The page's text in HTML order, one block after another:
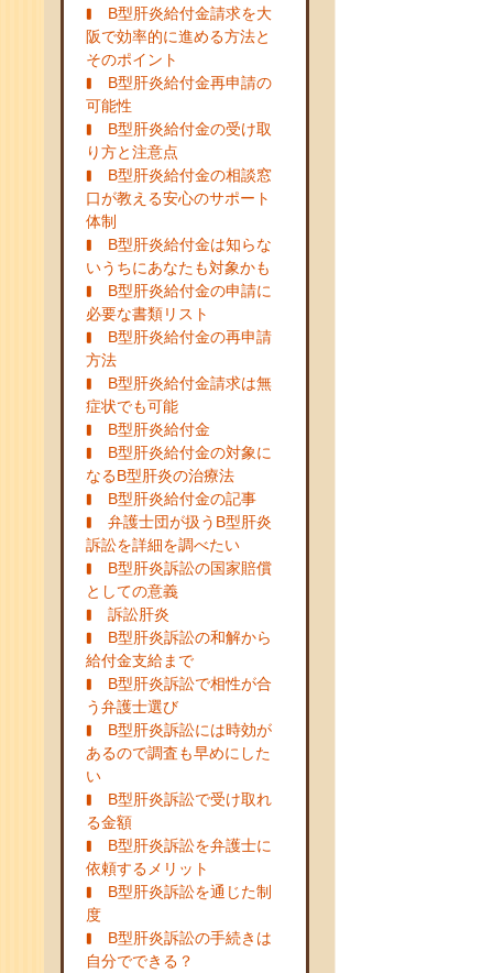
B型肝炎給付金請求を大
阪で効率的に進める方法と
そのポイント
B型肝炎給付金再申請の
可能性
B型肝炎給付金の受け取
り方と注意点
B型肝炎給付金の相談窓
口が教える安心のサポート
体制
B型肝炎給付金は知らな
いうちにあなたも対象かも
B型肝炎給付金の申請に
必要な書類リスト
B型肝炎給付金の再申請
方法
B型肝炎給付金請求は無
症状でも可能
B型肝炎給付金
B型肝炎給付金の対象に
なるB型肝炎の治療法
B型肝炎給付金の記事
弁護士団が扱うB型肝炎
訴訟を詳細を調べたい
B型肝炎訴訟の国家賠償
としての意義
訴訟肝炎
B型肝炎訴訟の和解から
給付金支給まで
B型肝炎訴訟で相性が合
う弁護士選び
B型肝炎訴訟には時効が
あるので調査も早めにした
い
B型肝炎訴訟で受け取れ
る金額
B型肝炎訴訟を弁護士に
依頼するメリット
B型肝炎訴訟を通じた制
度
B型肝炎訴訟の手続きは
自分でできる？